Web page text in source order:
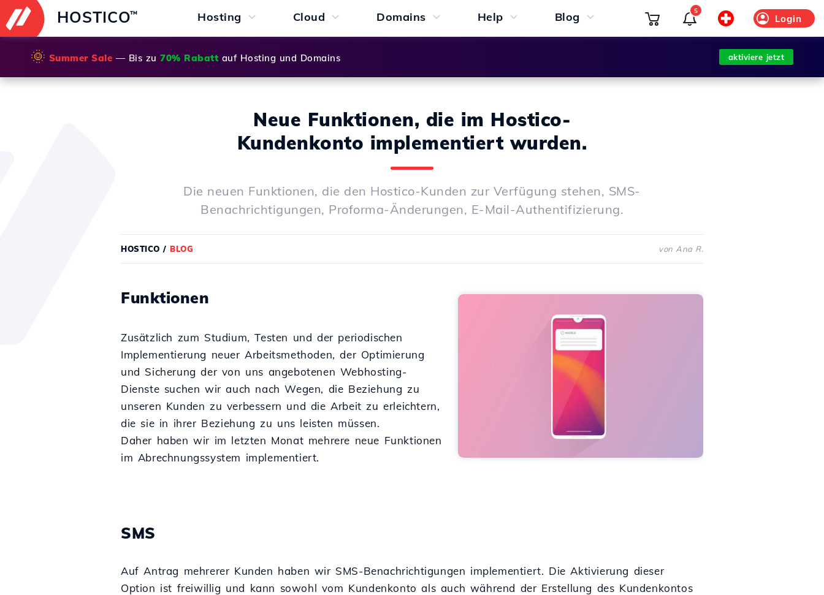
HOSTICO™ Hosting Cloud Domains Help Blog Login
5
🌞 Summer Sale — Bis zu 70% Rabatt auf Hosting und Domains aktiviere jetzt
Neue Funktionen, die im Hostico-
Kundenkonto implementiert wurden.
Die neuen Funktionen, die den Hostico-Kunden zur Verfügung stehen, SMS-
Benachrichtigungen, Proforma-Änderungen, E-Mail-Authentifizierung.
HOSTICO / BLOG von Ana R.
Funktionen
Zusätzlich zum Studium, Testen und der periodischen
Implementierung neuer Arbeitsmethoden, der Optimierung
und Sicherung der von uns angebotenen Webhosting-
Dienste suchen wir auch nach Wegen, die Beziehung zu
unseren Kunden zu verbessern und die Arbeit zu erleichtern,
die sie in ihrer Beziehung zu uns leisten müssen.
Daher haben wir im letzten Monat mehrere neue Funktionen
im Abrechnungssystem implementiert.
SMS
Auf Antrag mehrerer Kunden haben wir SMS-Benachrichtigungen implementiert. Die Aktivierung dieser
Option ist freiwillig und kann sowohl vom Kundenkonto als auch während der Erstellung des Kundenkontos